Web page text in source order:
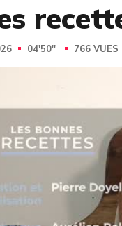
04'50'' 766 VUES